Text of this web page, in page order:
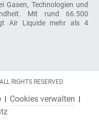
Gasen, Technologien und
Mit rund 66.500
Air Liquide mehr als 4
RIGHTS RESERVED
Cookies verwalten